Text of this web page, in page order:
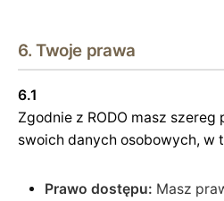
6. Twoje prawa
6.1
Zgodnie z RODO masz
swoich danych osobowych, w
Prawo dostępu: Masz